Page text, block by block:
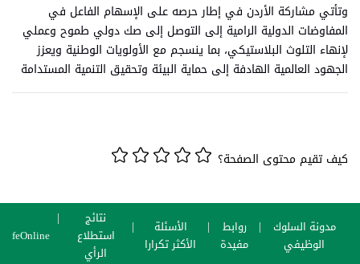
وتأتي مشاركة الأردن في إطار حرصه على الإسهام الفاعل في
المفاوضات الدولية الرامية إلى التوصل إلى صك دولي طموح وعملي
لإنهاء التلوث البلاستيكي، بما ينسجم مع الأولويات الوطنية ويعزز
الجهود العالمية الهادفة إلى حماية البيئة وتحقيق التنمية المستدامة
كيف تقيم محتوى الصفحة؟
مدونة السلوك
الوظيفي
روابط
مفيدة
الأسئلة
الأكثر تكرارا
نتائج
استطلاع
الرأي
SafeOnline